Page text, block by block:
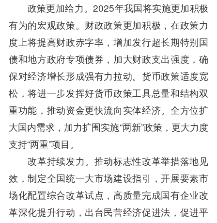
政策更加给力。2025年我国将实施更加积极
有为的宏观政策。财政政策更加积极，在政策力
度上将提高财政赤字率，增加发行超长期特别国
债和地方政府专项债券，加大财政支出强度，确
保对经济增长形成强有力拉动。货币政策适度宽
松，将进一步发挥好货币政策工具总量和结构双
重功能，推动资金更快流向实体经济。全方位扩
大国内需求，加力扩围实施“两新”政策，更大力度
支持“两重”项目。
改革持续发力。推动标志性改革举措落地见
效，制定全国统一大市场建设指引，开展要素市
场化配置综合改革试点，高质量完成国有企业改
革深化提升行动，出台民营经济促进法，促进平